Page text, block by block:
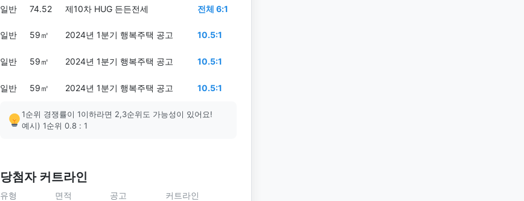
일반 74.52 제10차 HUG 든든전세 전체 6:1
일반 59㎡ 2024년 1분기 행복주택 공고 10.5:1
일반 59㎡ 2024년 1분기 행복주택 공고 10.5:1
일반 59㎡ 2024년 1분기 행복주택 공고 10.5:1
1순위 경쟁률이 1이하라면 2,3순위도 가능성이 있어요!
예시) 1순위 0.8 : 1
당첨자 커트라인
유형 면적 공고 커트라인